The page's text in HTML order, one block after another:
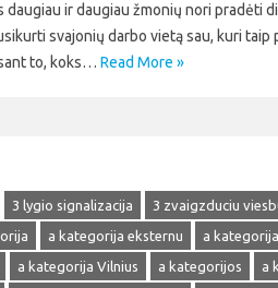
ir daugiau žmonių nori pradėti
svajonių darbo vietą sau, kuri taip
to, koks… Read More »
3 lygio signalizacija
3 zvaigzduciu
a kategorija eksternu
a
a kategorija Vilnius a kategorijos
a